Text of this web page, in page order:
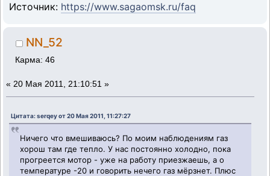
Источник: https://www.sagaomsk.ru/faq
NN_52
Карма: 46
« 20 Мая 2011, 21:10:51 »
Цитата: serqey от 20 Мая 2011, 11:27:27
Ничего что вмешиваюсь? По моим наблюдениям газ
хорош там где тепло. У нас постоянно холодно, пока
прогреется мотор - уже на работу приезжаешь, а о
температуре -20 и говорить нечего газ мёрзнет. Плюс